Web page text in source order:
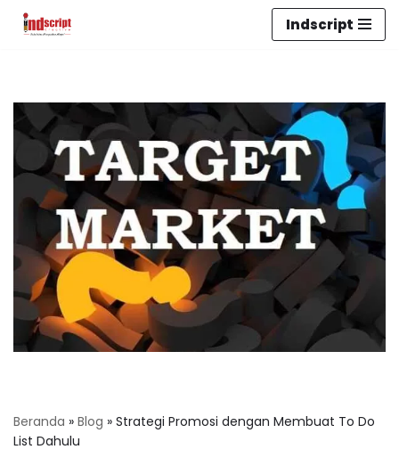
Indscript
Beranda » Blog » Strategi Promosi dengan Membuat To Do
List Dahulu